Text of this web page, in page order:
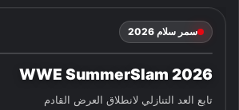
سمر سلام 2026
WWE SummerSlam 2026
تابع العد التنازلي لانطلاق العرض القادم